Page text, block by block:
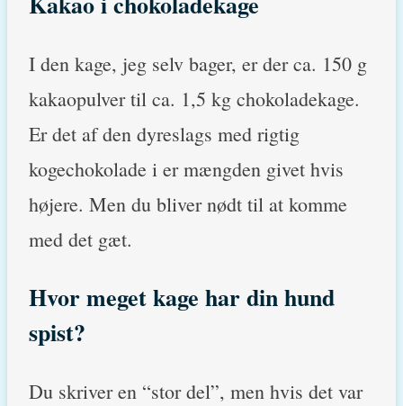
I den kage, jeg selv bager, er der ca. 150 g
kakaopulver til ca. 1,5 kg chokoladekage.
Er det af den dyreslags med rigtig
kogechokolade i er mængden givet hvis
højere. Men du bliver nødt til at komme
med det gæt.
Hvor meget kage har din hund
spist?
Du skriver en “stor del”, men hvis det var